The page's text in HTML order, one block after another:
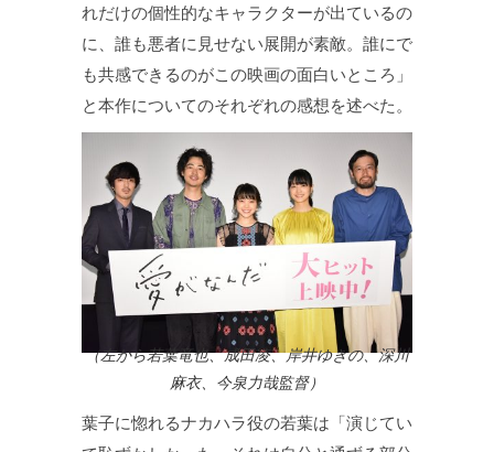
れだけの個性的なキャラクターが出ているの
に、誰も悪者に見せない展開が素敵。誰にで
も共感できるのがこの映画の面白いところ」
と本作についてのそれぞれの感想を述べた。
（左から若葉竜也、成田凌、岸井ゆきの、深川
麻衣、今泉力哉監督）
葉子に惚れるナカハラ役の若葉は「演じてい